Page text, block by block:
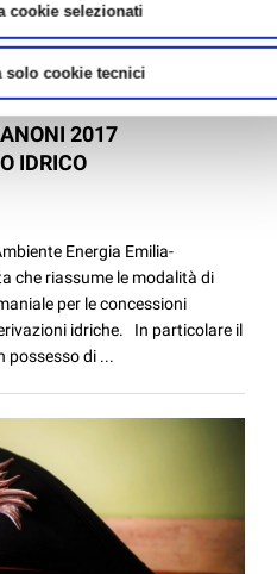
cookie selezionati
solo cookie tecnici
2017
IDRICO
Energia Emilia-
che riassume le modalità di
per le concessioni
idriche. In particolare il
possesso di ...